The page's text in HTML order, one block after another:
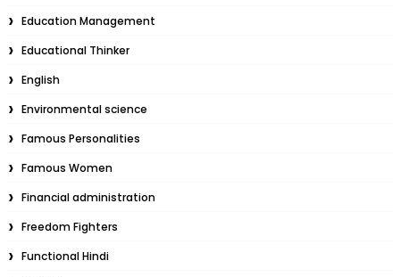
Education Management
Educational Thinker
English
Environmental science
Famous Personalities
Famous Women
Financial administration
Freedom Fighters
Functional Hindi